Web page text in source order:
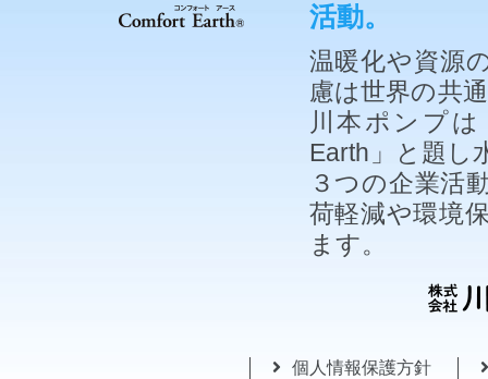
活動。
温暖化や資源
慮は世界の共
川本ポンプ
Earth」と題し
３つの企業活
荷軽減や環境
ます。
個人情報保護方針